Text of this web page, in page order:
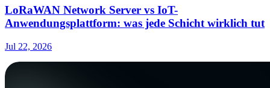
LoRaWAN Network Server vs IoT-
Anwendungsplattform: was jede Schicht wirklich tut
Jul 22, 2026